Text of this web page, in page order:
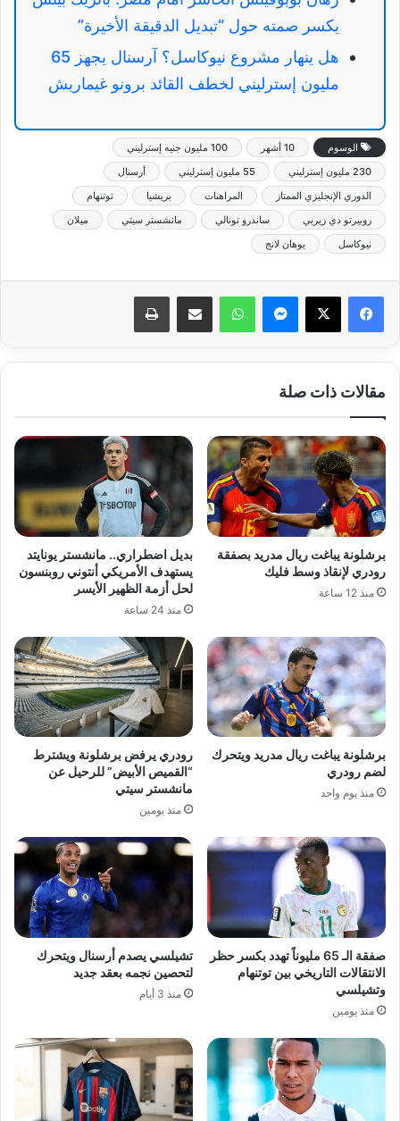
يكسر صمته حول “تبديل الدقيقة الأخيرة”
هل ينهار مشروع نيوكاسل؟ آرسنال يجهز 65
مليون إسترليني لخطف القائد برونو غيماريش
الوسوم 10 أشهر
100 مليون جنيه إسترليني
230 مليون إسترليني
55 مليون إسترليني
أرسنال
الدوري الإنجليزي الممتاز
المراهنات بريشيا
توتنهام
روبيرتو دي زيربي
ساندرو تونالي مانشستر سيتي
ميلان
نيوكاسل
يوهان لانج
ماسنجر واتساب مشاركة عبر البريد طباعة
مقالات ذات صلة
برشلونة يباغت ريال مدريد بصفقة
رودري لإنقاذ وسط فليك
منذ 12 ساعة
بديل اضطراري.. مانشستر يونايتد
يستهدف الأمريكي أنتوني روبنسون
لحل أزمة الظهير الأيسر
منذ 24 ساعة
برشلونة يباغت ريال مدريد ويتحرك
لضم رودري
منذ يوم واحد
رودري يرفض برشلونة ويشترط
“القميص الأبيض” للرحيل عن
مانشستر سيتي
منذ يومين
صفقة الـ 65 مليوناً تهدد بكسر حظر
الانتقالات التاريخي بين توتنهام
وتشيلسي
منذ يومين
تشيلسي يصدم أرسنال ويتحرك
لتحصين نجمه بعقد جديد
منذ 3 أيام